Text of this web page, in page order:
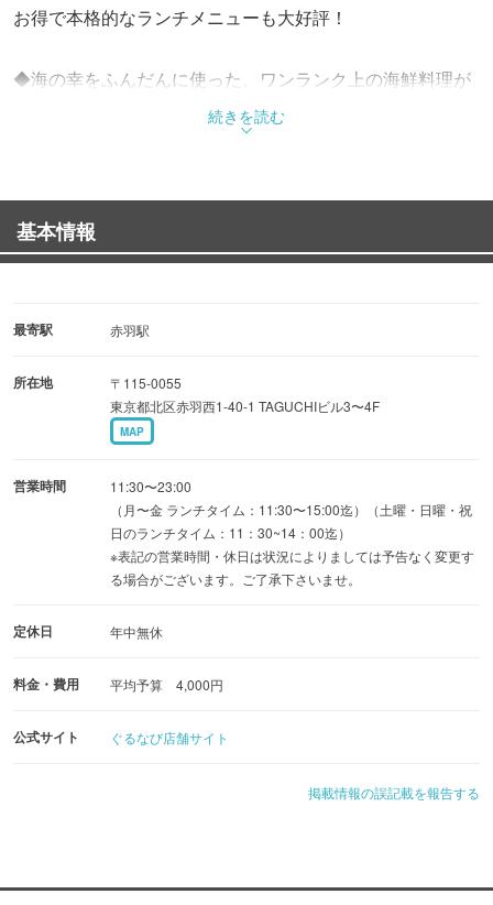
お得で本格的なランチメニューも大好評！
◆海の幸をふんだんに使った、ワンランク上の海鮮料理が
名物は、旬の魚介八種を豪華に盛り込んだ『どらばち盛
思わず驚く分厚さと鮮度、ボリュームが自慢です。
◆季節の味覚をふんだんに取り入れた限定料理！
木の温もり溢れる落ち着いた上品な和空間には、
少人数から大人数まで対応可能な掘りごたつ個室を完備！
接待や会食、記念日、ご家族でのお食事、会社宴会など、
様々なシーンでご利用いただけます
飲み放題付きの宴会コースも各種ご用意！
スタッフの心地良いサービスが居心地の良さを演出いたし
続きを読む
基本情報
最寄駅 赤羽駅
所在地
〒115-0055
東京都北区赤羽西1-40-1 TAGUCHIビル3〜4F
MAP
営業時間
11:30〜23:00
（月〜金 ランチタイム：11:30〜15:00迄）（土曜・日曜・祝
日のランチタイム：11：30~14：00迄）
※表記の営業時間・休日は状況によりましては予告なく変更す
る場合がございます。ご了承下さいませ。
定休日 年中無休
料金・費用 平均予算 4,000円
公式サイト ぐるなび店舗サイト
掲載情報の誤記載を報告する